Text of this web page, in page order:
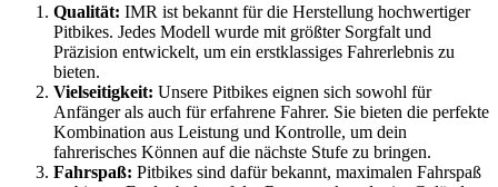
Qualität: IMR ist bekannt für die Herstellung hochwertiger
Pitbikes. Jedes Modell wurde mit größter Sorgfalt und
Präzision entwickelt, um ein erstklassiges Fahrerlebnis zu
bieten.
Vielseitigkeit: Unsere Pitbikes eignen sich sowohl für
Anfänger als auch für erfahrene Fahrer. Sie bieten die perfekte
Kombination aus Leistung und Kontrolle, um dein
fahrerisches Können auf die nächste Stufe zu bringen.
Fahrspaß: Pitbikes sind dafür bekannt, maximalen Fahrspaß